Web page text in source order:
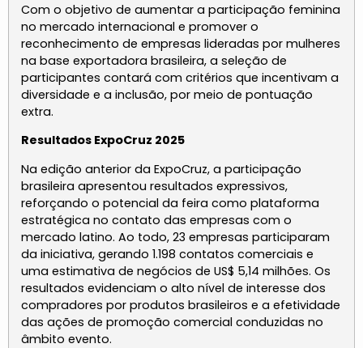
Com o objetivo de aumentar a participação feminina
no mercado internacional e promover o
reconhecimento de empresas lideradas por mulheres
na base exportadora brasileira, a seleção de
participantes contará com critérios que incentivam a
diversidade e a inclusão, por meio de pontuação
extra.
Resultados ExpoCruz 2025
Na edição anterior da ExpoCruz, a participação
brasileira apresentou resultados expressivos,
reforçando o potencial da feira como plataforma
estratégica no contato das empresas com o
mercado latino. Ao todo, 23 empresas participaram
da iniciativa, gerando 1.198 contatos comerciais e
uma estimativa de negócios de US$ 5,14 milhões. Os
resultados evidenciam o alto nível de interesse dos
compradores por produtos brasileiros e a efetividade
das ações de promoção comercial conduzidas no
âmbito evento.